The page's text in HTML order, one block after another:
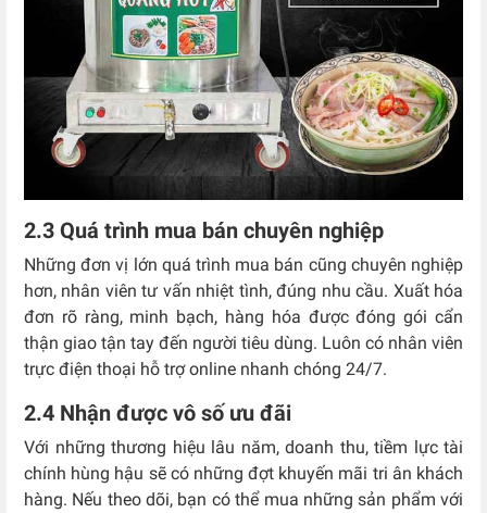
2.3 Quá trình mua bán chuyên nghiệp
Những đơn vị lớn quá trình mua bán cũng chuyên nghiệp
hơn, nhân viên tư vấn nhiệt tình, đúng nhu cầu. Xuất hóa
đơn rõ ràng, minh bạch, hàng hóa được đóng gói cẩn
thận giao tận tay đến người tiêu dùng. Luôn có nhân viên
trực điện thoại hỗ trợ online nhanh chóng 24/7.
2.4 Nhận được vô số ưu đãi
Với những thương hiệu lâu năm, doanh thu, tiềm lực tài
chính hùng hậu sẽ có những đợt khuyến mãi tri ân khách
hàng. Nếu theo dõi, bạn có thể mua những sản phẩm với